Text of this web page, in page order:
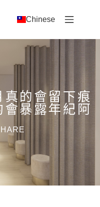
Chinese
的會留下痕
暴露年紀阿